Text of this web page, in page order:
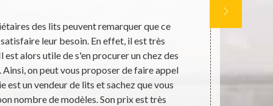
des lits peuvent remarquer que ce
leur besoin. En effet, il est très
alors utile de s'en procurer un chez des
on peut vous proposer de faire appel
est un vendeur de lits et sachez que vous
nombre de modèles. Son prix est très
Pour l’achat